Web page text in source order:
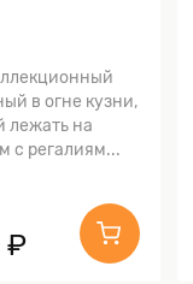
в огне кузни,
лежать на
с регалиям...
₽